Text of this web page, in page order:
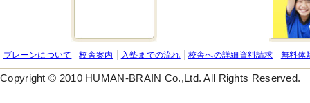
ブレーンについて 校舎案内 入塾までの流れ 校舎への詳細資料請求 無料体
Copyright © 2010 HUMAN-BRAIN Co.,Ltd. All Rights Reserved.